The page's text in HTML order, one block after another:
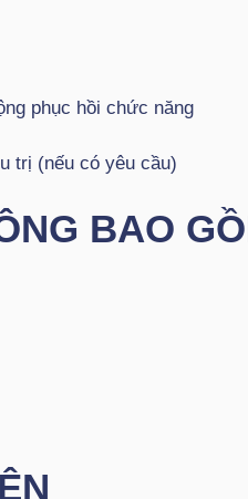
phục hồi chức năng
trị (nếu có yêu cầu)
BAO